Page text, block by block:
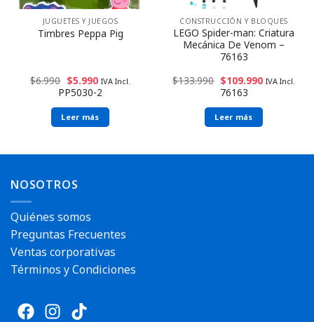
JUGUETES Y JUEGOS
Timbres Peppa Pig
$6.990 $5.990 IVA Incl.
PP5030-2
Leer más
CONSTRUCCIÓN Y BLOQUES
LEGO Spider-man: Criatura
Mecánica De Venom –
76163
$133.990 $109.990 IVA Incl.
76163
Leer más
NOSOTROS
Quiénes somos
Preguntas Frecuentes
Ventas corporativas
Términos y Condiciones